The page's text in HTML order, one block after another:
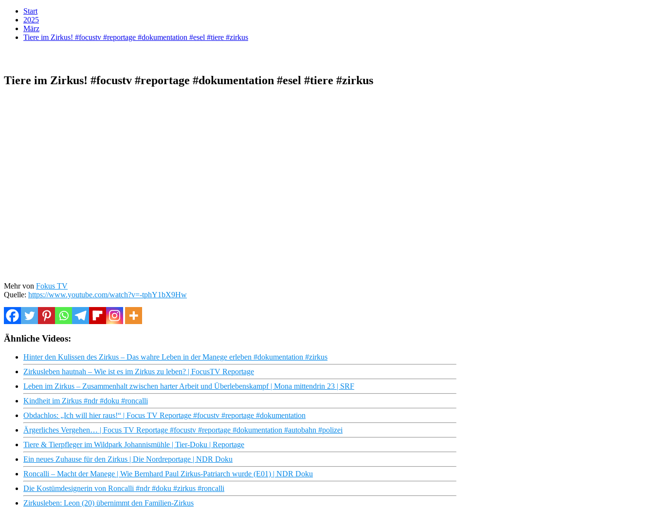
Start
2025
März
Tiere im Zirkus! #focustv #reportage #dokumentation #esel #tiere #zirkus
Tiere im Zirkus! #focustv #reportage #dokumentation #esel #tiere #zirkus
Mehr von Fokus TV
Quelle: https://www.youtube.com/watch?v=-tphY1bX9Hw
Ähnliche Videos:
Hinter den Kulissen des Zirkus – Das wahre Leben in der Manege erleben #dokumentation #zirkus
Zirkusleben hautnah – Wie ist es im Zirkus zu leben? | FocusTV Reportage
Leben im Zirkus – Zusammenhalt zwischen harter Arbeit und Überlebenskampf | Mona mittendrin 23 | SRF
Kindheit im Zirkus #ndr #doku #roncalli
Obdachlos: „Ich will hier raus!“ | Focus TV Reportage #focustv #reportage #dokumentation
Ärgerliches Vergehen… | Focus TV Reportage #focustv #reportage #dokumentation #autobahn #polizei
Tiere & Tierpfleger im Wildpark Johannismühle | Tier-Doku | Reportage
Ein neues Zuhause für den Zirkus | Die Nordreportage | NDR Doku
Roncalli – Macht der Manege | Wie Bernhard Paul Zirkus-Patriarch wurde (E01) | NDR Doku
Die Kostümdesignerin von Roncalli #ndr #doku #zirkus #roncalli
Zirkusleben: Leon (20) übernimmt den Familien-Zirkus